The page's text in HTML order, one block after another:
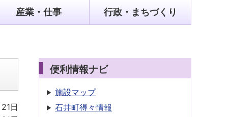
産業・仕事 行政・まちづくり
日
便利情報ナビ
施設マップ
石井町得々情報